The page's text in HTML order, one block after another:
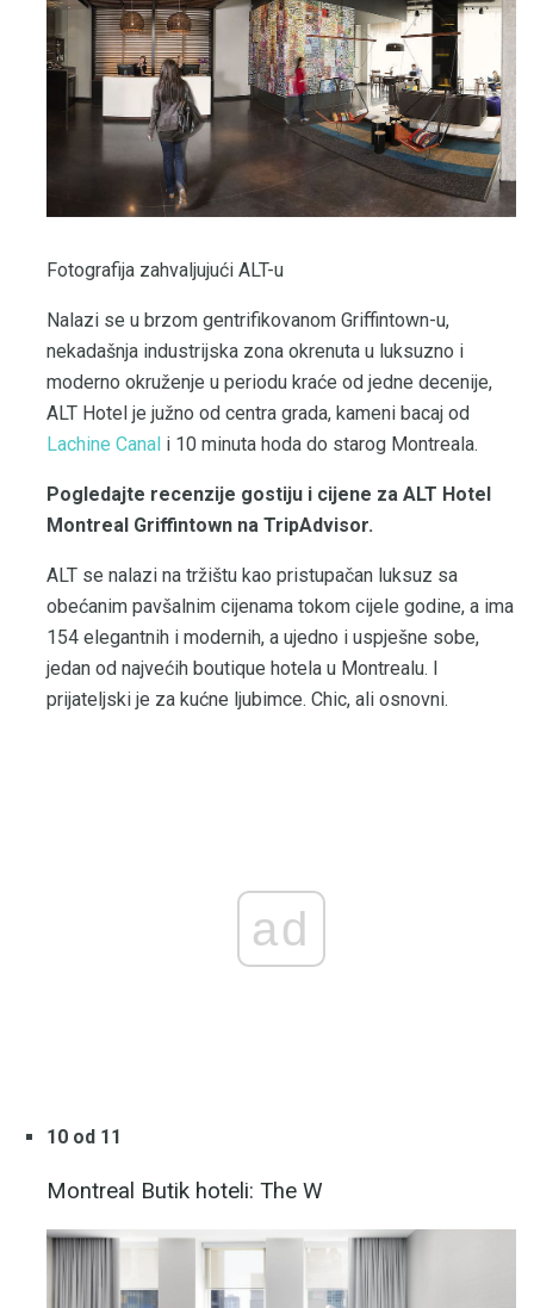
Fotografija zahvaljujući ALT-u
Nalazi se u brzom gentrifikovanom Griffintown-u,
nekadašnja industrijska zona okrenuta u luksuzno i ​​
moderno okruženje u periodu kraće od jedne decenije,
ALT Hotel je južno od centra grada, kameni bacaj od
Lachine Canal i 10 minuta hoda do starog Montreala.
Pogledajte recenzije gostiju i cijene za ALT Hotel
Montreal Griffintown na TripAdvisor.
ALT se nalazi na tržištu kao pristupačan luksuz sa
obećanim pavšalnim cijenama tokom cijele godine, a ima
154 elegantnih i modernih, a ujedno i uspješne sobe,
jedan od najvećih boutique hotela u Montrealu. I
prijateljski je za kućne ljubimce. Chic, ali osnovni.
ad
10 od 11
Montreal Butik hoteli: The W